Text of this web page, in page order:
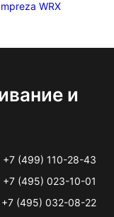
WRX
и
+7 (499) 110-28-43
+7 (495) 023-10-01
+7 (495) 032-08-22